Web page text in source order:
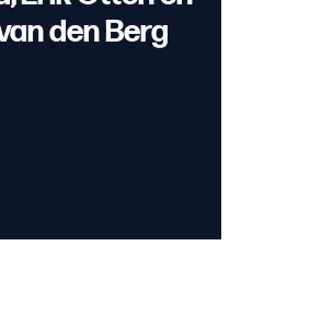
den Berg